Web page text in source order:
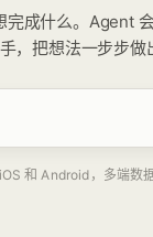
完成什么。Agent
，把想法一步步做
和 Android，多端数